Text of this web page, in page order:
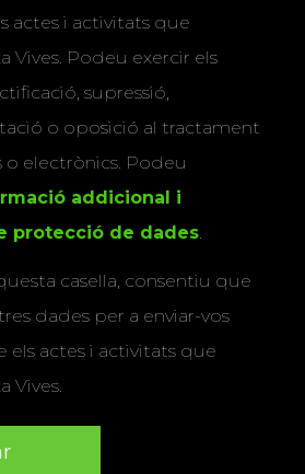
actes i activitats que
Vives. Podeu exercir els
supressió,
o oposició al tractament
o electrònics. Podeu
addicional i
protecció de dades.
casella, consentiu que
dades per a enviar-vos
els actes i activitats que
Vives.